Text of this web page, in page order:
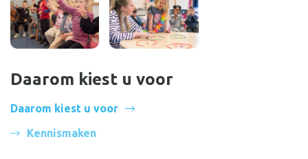
Daarom kiest u voor
Daarom kiest u voor
Kennismaken